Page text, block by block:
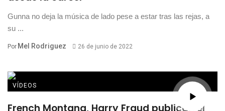
Gunna no deja la música de lado pese a estar tras las rejas, a
su ...
Por Mel Rodriguez 26 de junio de 2022
VÍDEOS